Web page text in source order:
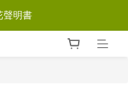
聲明書